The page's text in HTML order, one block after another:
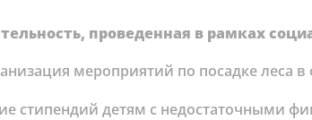
проведенная в рамках
мероприятий по посадке леса
стипендий детям с недостаточными